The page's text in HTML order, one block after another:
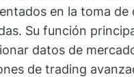
en la toma de
Su función
datos de
de trading